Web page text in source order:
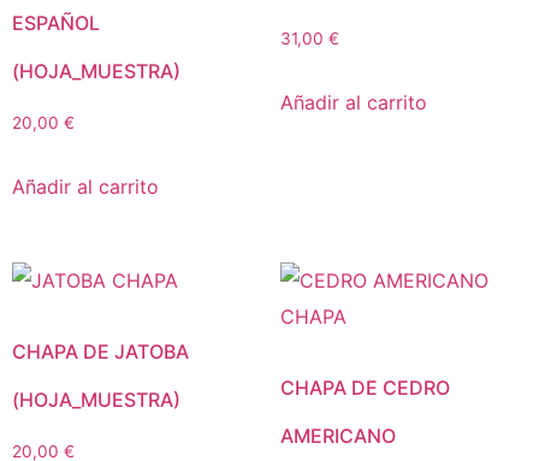
ESPAÑOL
(HOJA_MUESTRA)
20,00 €
Añadir al carrito
31,00 €
Añadir al carrito
CHAPA DE JATOBA
(HOJA_MUESTRA)
20,00 €
CHAPA DE CEDRO
AMERICANO